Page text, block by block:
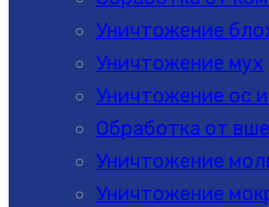
Уничтожение
Уничтожение мух
Уничтожение ос
Обработка от
Уничтожение
Уничтожение